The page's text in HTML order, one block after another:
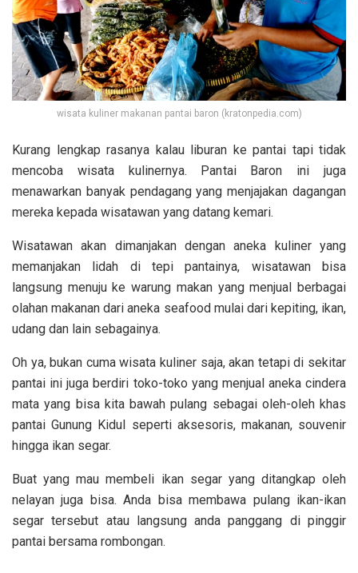
wisata kuliner makanan pantai baron (kratonpedia.com)
Kurang lengkap rasanya kalau liburan ke pantai tapi tidak
mencoba wisata kulinernya. Pantai Baron ini juga
menawarkan banyak pendagang yang menjajakan dagangan
mereka kepada wisatawan yang datang kemari.
Wisatawan akan dimanjakan dengan aneka kuliner yang
memanjakan lidah di tepi pantainya, wisatawan bisa
langsung menuju kewarung makan yang menjual berbagai
olahan makanan dari aneka seafood mulai dari kepiting, ikan,
udang dan lain sebagainya.
Oh ya, bukan cuma wisata kuliner saja, akan tetapi di sekitar
pantai ini juga berdiri toko-toko yang menjual aneka cindera
mata yang bisa kita bawah pulang sebagai oleh-oleh khas
pantai Gunung Kidul seperti aksesoris, makanan, souvenir
hingga ikan segar.
Buat yang mau membeli ikan segar yang ditangkap oleh
nelayan juga bisa. Anda bisa membawa pulang ikan-ikan
segar tersebut atau langsung anda panggang di pinggir
pantai bersama rombongan.